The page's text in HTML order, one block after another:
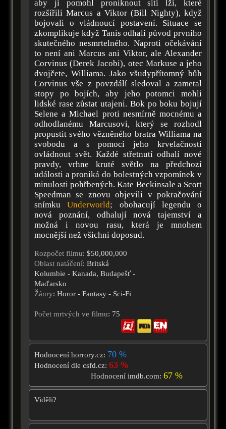
aby jí pomohl proniknout sítí lží, které
rozšířili Marcus a Viktor (Bill Nighty), když
bojovali o vládnoucí postavení. Situace se
zkomplikuje když Tanis odhalí původ prvního
skutečného nesmrtelného. Naproti očekávání
to není ani Marcus ani Viktor, ale Alexander
Corvinus (Derek Jacobi), otec Markuse a jeho
dvojčete, Williama. Jako všudypřítomný bůh
Corvinus vše z povzdálí sledoval a zametal
stopy po bojích, aby jeho potomci mohli
lidské rase zůstat utajeni. Bok po boku bojují
Selene a Michael proti nesmírně mocnému a
odhodlanému Marcusovi, který se rozhodl
propustit svého vězněného bratra Williama na
svobodu a s pomocí jeho krvelačnosti
ovládnout svět. Každé střetnutí odhalí nové
pravdy, vrhne kruté světlo na předchozí
události a proniká do bolestných vzpomínek v
minulosti pohřbených. Kate Beckinsale a Scott
Speedman se znovu objevili v pokračování
snímkuUnderworld; obohacují legendu o
nová poznání, odhalují nová tajemství a
možná i novou rasu, která je mnohem
mocnější než všichni doposud.
Rozpočet filmu: $50,000,000
Oblast natáčení: Britská
Kolumbie - Kanada, Budapešť -
Maďarsko
Žánry: Horor - Fantasy - Sci-Fi
Počet mrtvých ve filmu: 75
Hodnocení horrory.cz: 70 %
Hodnocení dle csfd.cz: 63 %
Hodnocení imdb.com:67 %
Viděli?